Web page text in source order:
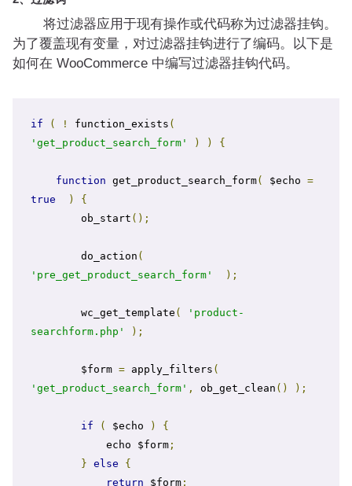
将过滤器应用于现有操作或代码称为过滤器挂钩。
为了覆盖现有变量，对过滤器挂钩进行了编码。以下是
如何在 WooCommerce 中编写过滤器挂钩代码。
if ( ! function_exists (
'get_product_search_form'
) ) {
function get_product_search_form( $echo =
true
)
{
        ob_start
();
        do_action
(
'pre_get_product_search_form'
);
        wc_get_template
(
'product-
searchform.php'
);
        $form
= apply_filters (
'get_product_search_form' , ob_get_clean () );
if ( $echo )
{
            echo $form
;
} else
{
return $form;